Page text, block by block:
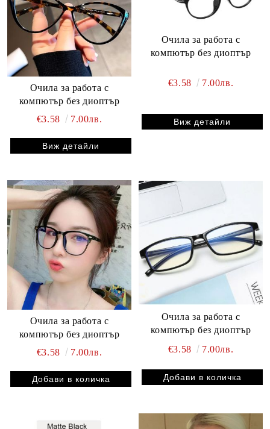
Очила за работа с
компютър без диоптър
€3.58
7.00лв.
Виж детайли
Очила за работа с
компютър без диоптър
€3.58 7.00лв.
Виж детайли
Очила за работа с
компютър без диоптър
€3.58
7.00лв.
Очила за работа с
компютър без диоптър
€3.58
7.00лв.